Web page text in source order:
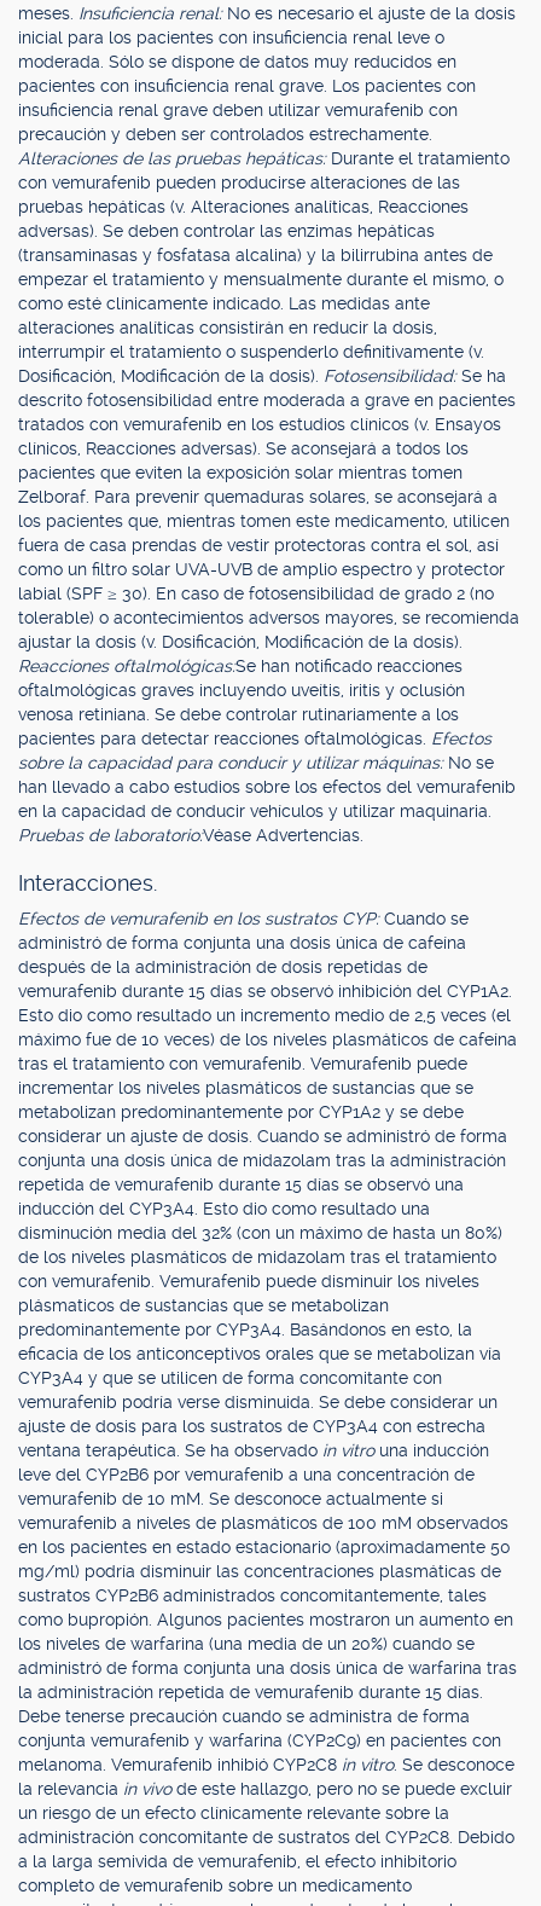
meses. Insuficiencia renal: No es necesario el ajuste de la dosis
inicial para los pacientes con insuficiencia renal leve o
moderada. Sólo se dispone de datos muy reducidos en
pacientes con insuficiencia renal grave. Los pacientes con
insuficiencia renal grave deben utilizar vemurafenib con
precaución y deben ser controlados estrechamente.
Alteraciones de las pruebas hepáticas: Durante el tratamiento
con vemurafenib pueden producirse alteraciones de las
pruebas hepáticas (v. Alteraciones analíticas, Reacciones
adversas). Se deben controlar las enzimas hepáticas
(transaminasas y fosfatasa alcalina) y la bilirrubina antes de
empezar el tratamiento y mensualmente durante el mismo, o
como esté clínicamente indicado. Las medidas ante
alteraciones analíticas consistirán en reducir la dosis,
interrumpir el tratamiento o suspenderlo definitivamente (v.
Dosificación, Modificación de la dosis). Fotosensibilidad:Se ha
descrito fotosensibilidad entre moderada a grave en pacientes
tratados con vemurafenib en los estudios clínicos (v. Ensayos
clínicos, Reacciones adversas). Se aconsejará a todos los
pacientes que eviten la exposición solar mientras tomen
Zelboraf. Para prevenir quemaduras solares, se aconsejará a
los pacientes que, mientras tomen este medicamento, utilicen
fuera de casa prendas de vestir protectoras contra el sol, así
como un filtro solar UVA-UVB de amplio espectro y protector
labial (SPF ≥ 30). En caso de fotosensibilidad de grado 2 (no
tolerable) o acontecimientos adversos mayores, se recomienda
ajustar la dosis (v. Dosificación, Modificación de la dosis).
Reacciones oftalmológicas:Se han notificado reacciones
oftalmológicas graves incluyendo uveítis, iritis y oclusión
venosa retiniana. Se debe controlar rutinariamente a los
pacientes para detectar reacciones oftalmológicas. Efectos
sobre la capacidad para conducir y utilizar máquinas: No se
han llevado a cabo estudios sobre los efectos del vemurafenib
en la capacidad de conducir vehículos y utilizar maquinaria.
Pruebas de laboratorio:Véase Advertencias.
Interacciones.
Efectos de vemurafenib en los sustratos CYP:Cuando se
administró de forma conjunta una dosis única de cafeína
después de la administración de dosis repetidas de
vemurafenib durante 15 días se observó inhibición del CYP1A2.
Esto dio como resultado un incremento medio de 2,5 veces (el
máximo fue de 10 veces) de los niveles plasmáticos de cafeína
tras el tratamiento con vemurafenib. Vemurafenib puede
incrementar los niveles plasmáticos de sustancias que se
metabolizan predominantemente por CYP1A2 y se debe
considerar un ajuste de dosis. Cuando se administró de forma
conjunta una dosis única de midazolam tras la administración
repetida de vemurafenib durante 15 días se observó una
inducción del CYP3A4. Esto dio como resultado una
disminución media del 32% (con un máximo de hasta un 80%)
de los niveles plasmáticos de midazolam tras el tratamiento
con vemurafenib. Vemurafenib puede disminuir los niveles
plásmaticos de sustancias que se metabolizan
predominantemente por CYP3A4. Basándonos en esto, la
eficacia de los anticonceptivos orales que se metabolizan vía
CYP3A4 y que se utilicen de forma concomitante con
vemurafenib podría verse disminuida. Se debe considerar un
ajuste de dosis para los sustratos de CYP3A4 con estrecha
ventana terapéutica. Se ha observado in vitro una inducción
leve del CYP2B6 por vemurafenib a una concentración de
vemurafenib de 10 mM. Se desconoce actualmente si
vemurafenib a niveles de plasmáticos de 100 mM observados
en los pacientes en estado estacionario (aproximadamente 50
mg/ml) podría disminuir las concentraciones plasmáticas de
sustratos CYP2B6 administrados concomitantemente, tales
como bupropión. Algunos pacientes mostraron un aumento en
los niveles de warfarina (una media de un 20%) cuando se
administró de forma conjunta una dosis única de warfarina tras
la administración repetida de vemurafenib durante 15 días.
Debe tenerse precaución cuando se administra de forma
conjunta vemurafenib y warfarina (CYP2C9) en pacientes con
melanoma. Vemurafenib inhibió CYP2C8 in vitro. Se desconoce
la relevancia in vivode este hallazgo, pero no se puede excluir
un riesgo de un efecto clínicamente relevante sobre la
administración concomitante de sustratos del CYP2C8. Debido
a la larga semivida de vemurafenib, el efecto inhibitorio
completo de vemurafenib sobre un medicamento